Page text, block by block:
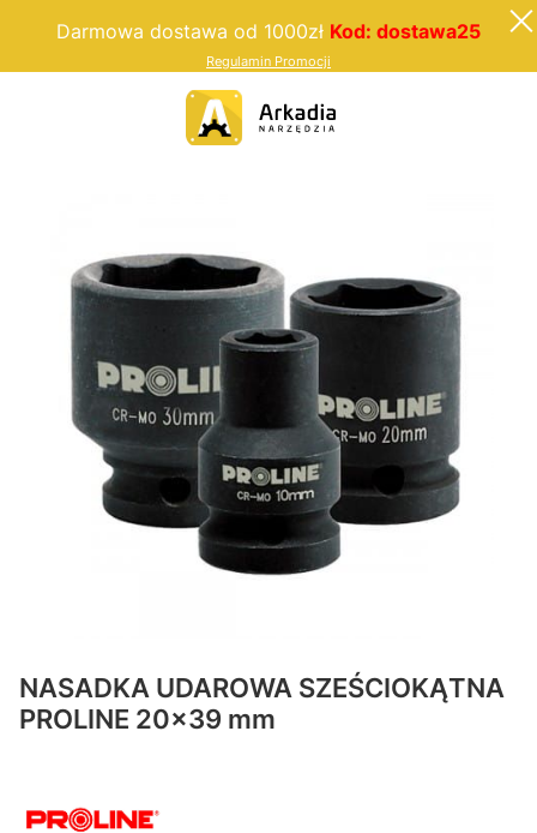
Darmowa dostawa od 1000zł Kod: dostawa25
Regulamin Promocji
NASADKA UDAROWA SZEŚCIOKĄTNA
PROLINE 20x39 mm